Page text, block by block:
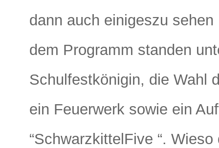
dann auch einigeszu
dem Programm standen
Schulfestkönigin, die Wahl
ein Feuerwerk sowie ein
“SchwarzkittelFive “.